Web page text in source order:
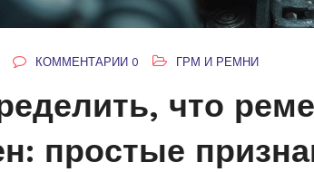
КОММЕНТАРИИ 0 ГРМ И РЕМНИ
что
простые